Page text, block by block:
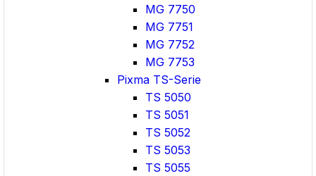
MG 7750
MG 7751
MG 7752
MG 7753
Pixma TS-Serie
TS 5050
TS 5051
TS 5052
TS 5053
TS 5055